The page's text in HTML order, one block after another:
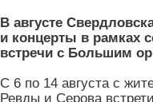
В августе
и концерты в рамках
встречи с Большим
С 6 по 14 августа с
Ревды и Серова